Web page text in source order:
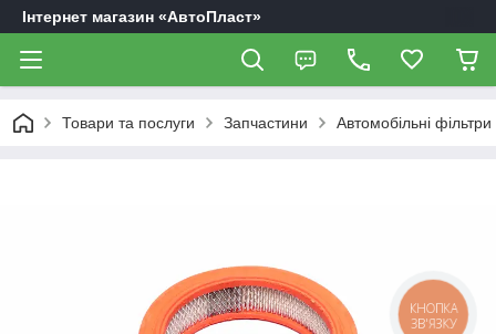
Інтернет магазин «АвтоПласт»
Товари та послуги Запчастини Автомобільні фільтри
КНОПКА
ЗВ'ЯЗКУ